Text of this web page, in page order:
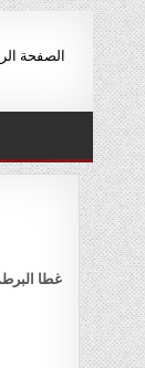
Skip
to
content
الصفحة
غطا